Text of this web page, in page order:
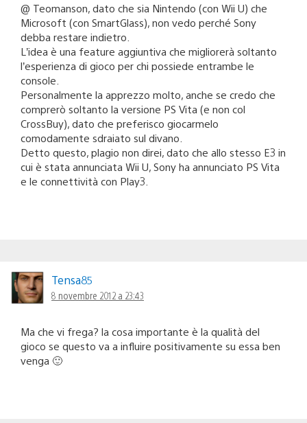
@ Teomanson, dato che sia Nintendo (con Wii U) che
Microsoft (con SmartGlass), non vedo perché Sony
debba restare indietro.
L’idea è una feature aggiuntiva che migliorerà soltanto
l’esperienza di gioco per chi possiede entrambe le
console.
Personalmente la apprezzo molto, anche se credo che
comprerò soltanto la versione PS Vita (e non col
CrossBuy), dato che preferisco giocarmelo
comodamente sdraiato sul divano.
Detto questo, plagio non direi, dato che allo stesso E3 in
cui è stata annunciata Wii U, Sony ha annunciato PS Vita
e le connettività con Play3.
Tensa85
8 novembre 2012 a 23:43
Ma che vi frega? la cosa importante è la qualità del
gioco se questo va a influire positivamente su essa ben
venga 🙂